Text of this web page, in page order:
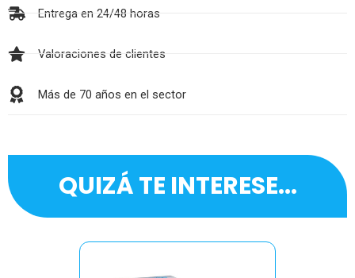
Entrega en 24/48 horas
Valoraciones de clientes
Más de 70 años en el sector
QUIZÁ TE INTERESE...